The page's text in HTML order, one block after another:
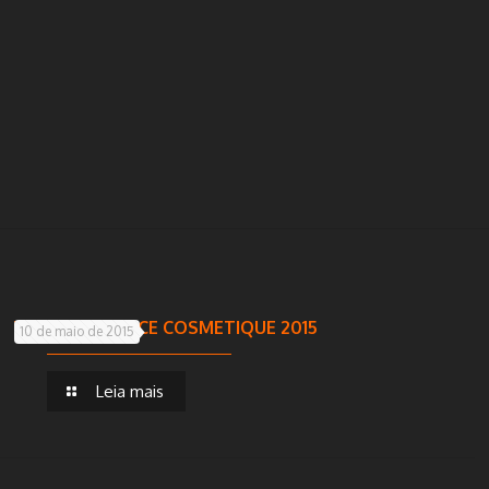
10 de maio de 2015
VOLLMENS – FCE COSMETIQUE 2015
Leia mais